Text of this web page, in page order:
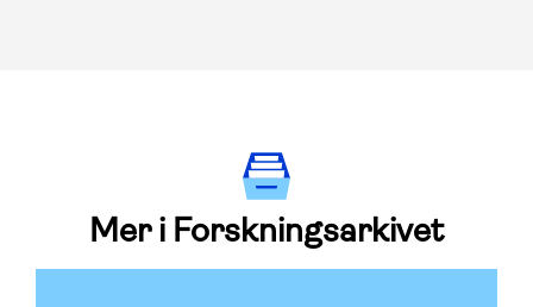
Mer i Forskningsarkivet